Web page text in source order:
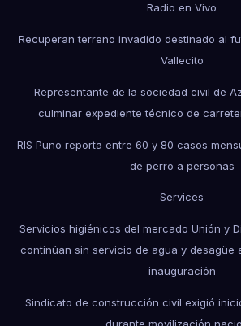
Radio en Vivo
Recuperan terreno invadido destinado al
Vallecito
Representante de la sociedad civil de
culminar expediente técnico de
RIS Puno reporta entre 60 y 80 casos
de perro a personas
Services
Servicios higiénicos del mercado Unión y
continúan sin servicio de agua y desagüe
inauguración
Sindicato de construcción civil exigió